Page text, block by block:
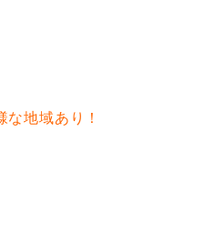
地域あり！